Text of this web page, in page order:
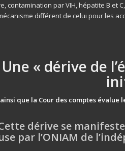
contamination par VIH, hépatite B et
différent de celui pour les
Une « dérive de
ainsi que la Cour des comptes
dérive se
par l’ONIAM de